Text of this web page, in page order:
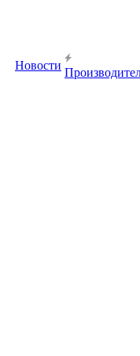
Новости